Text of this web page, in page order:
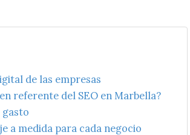
de las empresas
referente del SEO en Marbella?
gasto
a medida para cada negocio